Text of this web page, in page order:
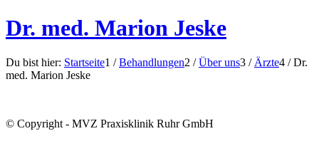
Dr. med. Marion Jeske
Du bist hier: Startseite1 / Behandlungen2 / Über uns3 / Ärzte4 / Dr.
med. Marion Jeske
© Copyright - MVZ Praxisklinik Ruhr GmbH